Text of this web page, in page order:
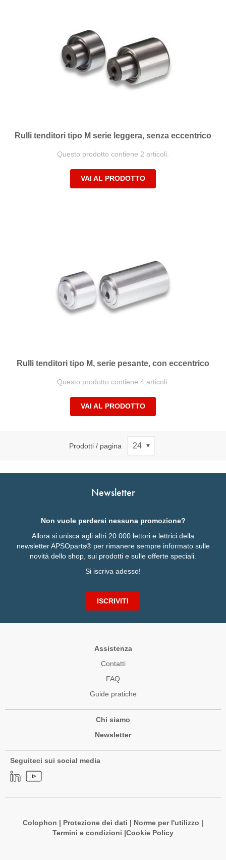
Rulli tenditori tipo M serie leggera, senza eccentrico
Questo prodotto contiene 2 articoli.
VAI AL PRODOTTO
Rulli tenditori tipo M, serie pesante, con eccentrico
Questo prodotto contiene 4 articoli.
VAI AL PRODOTTO
Prodotti / pagina
Newsletter
Non vuole perdersi nessuna promozione?
Allora si unisca agli altri 20.000 lettori e lettrici della
newsletter APSOparts® per rimanere sempre informato sulle
novità dello shop, sui prodotti e sulle offerte speciali.
Si iscriva adesso!
ISCRIVITI
Assistenza
Contatti
FAQ
Guide pratiche
Chi siamo
Newsletter
Seguiteci sui social media
Colophon | Protezione dei dati | Norme per l'utilizzo |
Termini e condizioni |Cookie Policy